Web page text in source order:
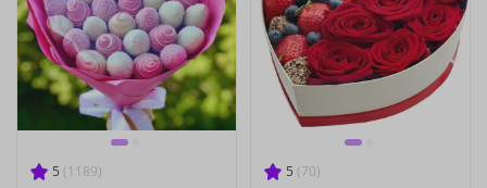
5 (1189) 5 (70)